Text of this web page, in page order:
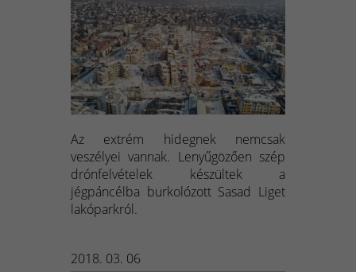
Az extrém hidegnek nemcsak
veszélyei vannak. Lenyűgözően szép
drónfelvételek készültek a
jégpáncélba burkolózott Sasad Liget
lakóparkról.
2018. 03. 06